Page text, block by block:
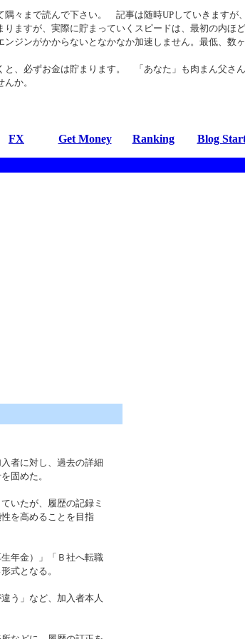
々まで読んで下さい。 記事は随時UPしていきますが
ますが、実際に貯まっていくスピードは、最初の内ほど
ジンがかからないとなかなか加速しません。最低、数
、必ずお金は貯まります。 「あなた」も肉まん父さ
か。
FX Get Money Ranking Blog
者に対し、過去の詳細
を固めた。
いたが、履歴の記録ミ
を高めることを目指
年金）」「Ｂ社へ転職
式となる。
う」など、加入者本人